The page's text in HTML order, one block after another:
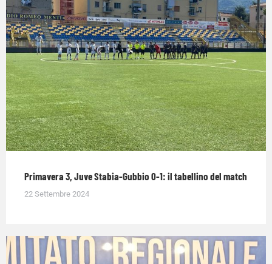
Primavera 3, Juve Stabia-Gubbio 0-1: il tabellino del match
22 Settembre 2024